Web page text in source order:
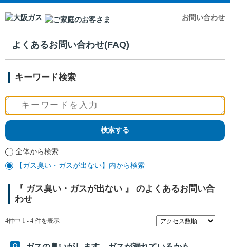
お問い合わせ
よくあるお問い合わせ(FAQ)
キーワード検索
全体から検索
【ガス臭い・ガスが出ない】内から検索
『 ガス臭い・ガスが出ない 』 のよくあるお問い合
わせ
4件中 1 - 4 件を表示